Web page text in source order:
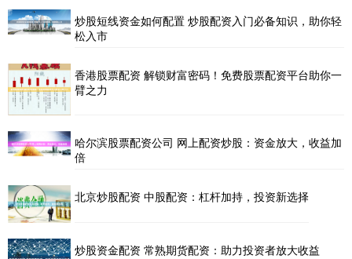
炒股短线资金如何配置 炒股配资入门必备知识，助你轻
松入市
香港股票配资 解锁财富密码！免费股票配资平台助你一
臂之力
哈尔滨股票配资公司 网上配资炒股：资金放大，收益加
倍
北京炒股配资 中股配资：杠杆加持，投资新选择
炒股资金配资 常熟期货配资：助力投资者放大收益